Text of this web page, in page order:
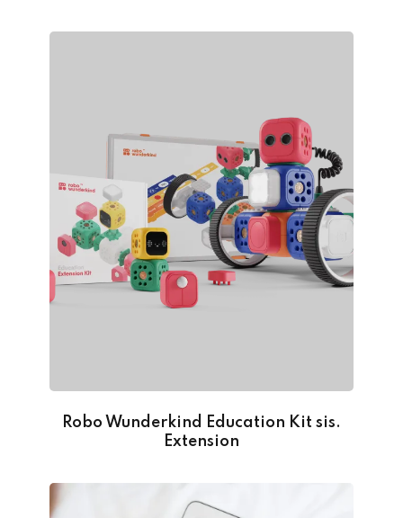
Robo Wunderkind Education Kit sis.
Extension